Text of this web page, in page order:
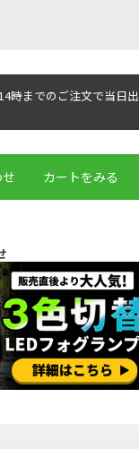
時までのご注文で当日出
カートをみる